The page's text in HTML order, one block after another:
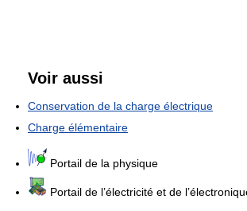
Voir aussi
Conservation de la charge électrique
Charge élémentaire
Portail de la physique
Portail de l’électricité et de